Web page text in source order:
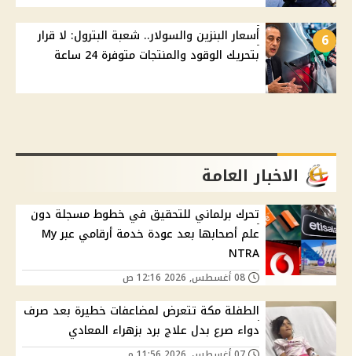
6
أسعار البنزين والسولار.. شعبة البترول: لا قرار
بتحريك الوقود والمنتجات متوفرة 24 ساعة
الاخبار العامة
تحرك برلماني للتحقيق في خطوط مسجلة دون
علم أصحابها بعد عودة خدمة أرقامي عبر My
NTRA
الطفلة مكة تتعرض لمضاعفات خطيرة بعد صرف
دواء صرع بدل علاج برد بزهراء المعادي